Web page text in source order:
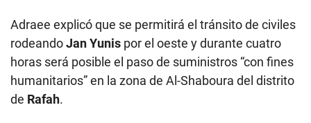
Adraee explicó que se permitirá el tránsito de civiles
rodeandoJan Yunis por el oeste y durante cuatro
horas será posible el paso de suministros “con fines
humanitarios” en la zona de Al-Shaboura del distrito
de Rafah.